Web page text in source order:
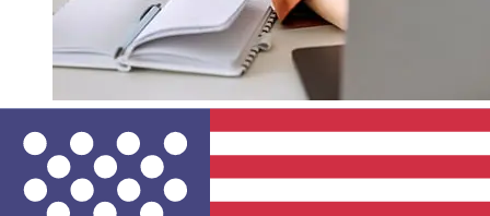
Addiko Bank Montenegro EURUSDの
移行はどれくらい速いですか?